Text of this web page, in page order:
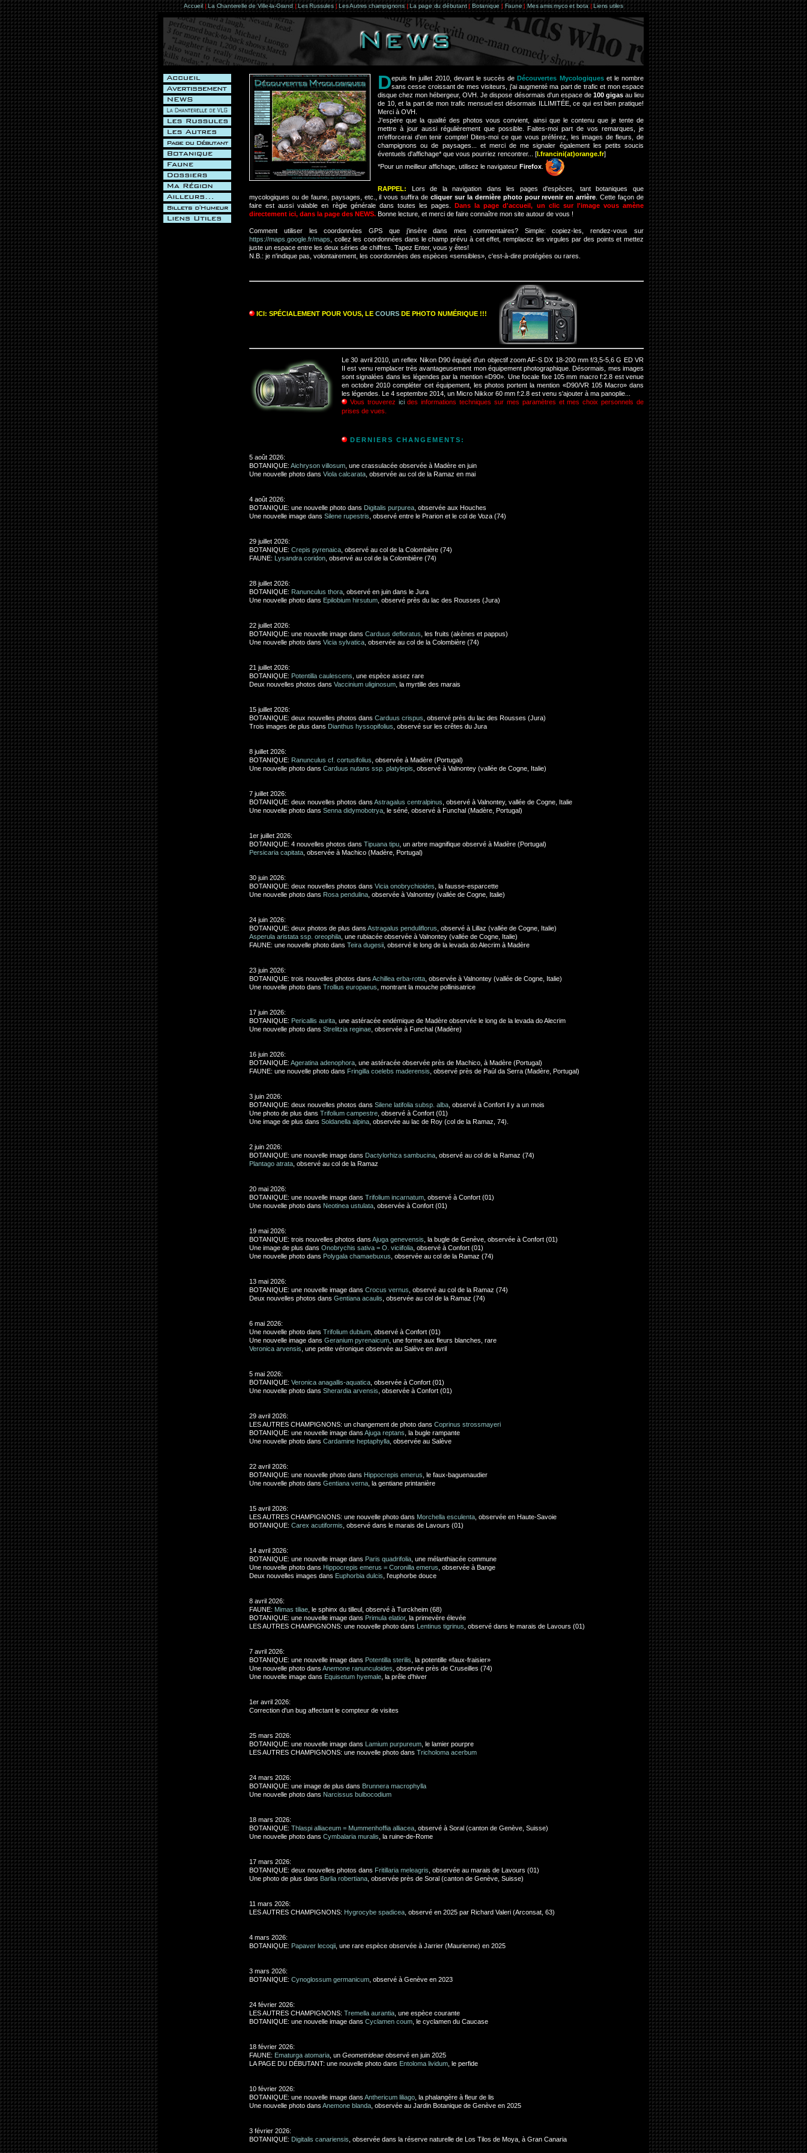
Accueil | La Chanterelle de Ville-la-Grand | Les Russules | Les Autres champignons | La page du débutant | Botanique | Faune | Mes amis myco et bota | Liens utiles
Depuis fin juillet 2010, devant le succès deDécouvertes Mycologiqueset le nombre
sans cesse croissant de mes visiteurs, j'ai augmenté ma part de trafic et mon espace
disque chez mon hébergeur, OVH. Je dispose désormais d'un espace de 100 gigasau lieu
de 10, et la part de mon trafic mensuel est désormais ILLIMITÉE, ce qui est bien pratique!
Merci à OVH.
J'espère que la qualité des photos vous convient, ainsi que le contenu que je tente de
mettre à jour aussi régulièrement que possible. Faites-moi part de vos remarques, je
m'efforcerai d'en tenir compte! Dites-moi ce que vous préférez, les images de fleurs, de
champignons ou de paysages... et merci de me signaler également les petits soucis
éventuels d'affichage* que vous pourriez rencontrer... [l.francini(at)orange.fr]
*Pour un meilleur affichage, utilisez le navigateur Firefox
RAPPEL: Lors de la navigation dans les pages d'espèces, tant botaniques que
mycologiques ou de faune, paysages, etc., il vous suffira decliquer sur la dernière photo pour revenir en arrière . Cette façon de
faire est aussi valable en règle générale dans toutes les pages.Dans la page d'accueil, un clic sur l'image vous amène
directement ici, dans la page des NEWS. Bonne lecture, et merci de faire connaître mon site autour de vous !
Comment utiliser les coordonnées GPS que j'insère dans mes commentaires? Simple: copiez-les, rendez-vous sur
https://maps.google.fr/maps , collez les coordonnées dans le champ prévu à cet effet, remplacez les virgules par des points et mettez
juste un espace entre les deux séries de chiffres. Tapez Enter, vous y êtes!
N.B.: je n'indique pas, volontairement, les coordonnées des espèces «sensibles», c'est-à-dire protégées ou rares.
ICI: SPÉCIALEMENT POUR VOUS, LE COURS DE PHOTO NUMÉRIQUE !!!
Le 30 avril 2010, un reflex Nikon D90 équipé d'un objectif zoom AF-S DX 18-200 mm f/3,5-5,6 G ED VR
II est venu remplacer très avantageusement mon équipement photographique. Désormais, mes images
sont signalées dans les légendes par la mention «D90». Une focale fixe 105 mm macro f:2.8 est venue
en octobre 2010 compléter cet équipement, les photos portent la mention «D90/VR 105 Macro» dans
les légendes. Le 4 septembre 2014, un Micro Nikkor 60 mm f:2.8 est venu s'ajouter à ma panoplie...
Vous trouverez icides informations techniques sur mes paramètres et mes choix personnels de
prises de vues.
DERNIERS CHANGEMENTS:
5 août 2026:
BOTANIQUE: Aichryson villosum , une crassulacée observée à Madère en juin
Une nouvelle photo dans Viola calcarata , observée au col de la Ramaz en mai
4 août 2026:
BOTANIQUE: une nouvelle photo dans Digitalis purpurea , observée aux Houches
Une nouvelle image dans Silene rupestris , observé entre le Prarion et le col de Voza (74)
29 juillet 2026:
BOTANIQUE: Crepis pyrenaica , observé au col de la Colombière (74)
FAUNE: Lysandra coridon , observé au col de la Colombière (74)
28 juillet 2026:
BOTANIQUE: Ranunculus thora , observé en juin dans le Jura
Une nouvelle photo dans Epilobium hirsutum , observé près du lac des Rousses (Jura)
22 juillet 2026:
BOTANIQUE: une nouvelle image dans Carduus defloratus , les fruits (akènes et pappus)
Une nouvelle photo dans Vicia sylvatica , observée au col de la Colombière (74)
21 juillet 2026:
BOTANIQUE: Potentilla caulescens , une espèce assez rare
Deux nouvelles photos dans Vaccinium uliginosum , la myrtille des marais
15 juillet 2026:
BOTANIQUE: deux nouvelles photos dans Carduus crispus , observé près du lac des Rousses (Jura)
Trois images de plus dans Dianthus hyssopifolius , observé sur les crêtes du Jura
8 juillet 2026:
BOTANIQUE: Ranunculus cf. cortusifolius , observée à Madère (Portugal)
Une nouvelle photo dans Carduus nutans ssp. platylepis , observé à Valnontey (vallée de Cogne, Italie)
7 juillet 2026:
BOTANIQUE: deux nouvelles photos dans Astragalus centralpinus , observé à Valnontey, vallée de Cogne, Italie
Une nouvelle photo dans Senna didymobotrya , le séné, observé à Funchal (Madère, Portugal)
1er juillet 2026:
BOTANIQUE: 4 nouvelles photos dans Tipuana tipu , un arbre magnifique observé à Madère (Portugal)
Persicaria capitata , observée à Machico (Madère, Portugal)
30 juin 2026:
BOTANIQUE: deux nouvelles photos dans Vicia onobrychioides , la fausse-esparcette
Une nouvelle photo dans Rosa pendulina , observée à Valnontey (vallée de Cogne, Italie)
24 juin 2026:
BOTANIQUE: deux photos de plus dans Astragalus penduliflorus , observé à Lillaz (vallée de Cogne, Italie)
Asperula aristata ssp. oreophila , une rubiacée observée à Valnontey (vallée de Cogne, Italie)
FAUNE: une nouvelle photo dans Teira dugesii , observé le long de la levada do Alecrim à Madère
23 juin 2026:
BOTANIQUE: trois nouvelles photos dans Achillea erba-rotta , observée à Valnontey (vallée de Cogne, Italie)
Une nouvelle photo dans Trollius europaeus , montrant la mouche pollinisatrice
17 juin 2026:
BOTANIQUE: Pericallis aurita , une astéracée endémique de Madère observée le long de la levada do Alecrim
Une nouvelle photo dans Strelitzia reginae , observée à Funchal (Madère)
16 juin 2026:
BOTANIQUE: Ageratina adenophora , une astéracée observée près de Machico, à Madère (Portugal)
FAUNE: une nouvelle photo dans Fringilla coelebs maderensis , observé près de Paúl da Serra (Madère, Portugal)
3 juin 2026:
BOTANIQUE: deux nouvelles photos dans Silene latifolia subsp. alba , observé à Confort il y a un mois
Une photo de plus dans Trifolium campestre , observé à Confort (01)
Une image de plus dans Soldanella alpina , observée au lac de Roy (col de la Ramaz, 74).
2 juin 2026:
BOTANIQUE: une nouvelle image dans Dactylorhiza sambucina , observé au col de la Ramaz (74)
Plantago atrata , observé au col de la Ramaz
20 mai 2026:
BOTANIQUE: une nouvelle image dans Trifolium incarnatum , observé à Confort (01)
Une nouvelle photo dans Neotinea ustulata , observée à Confort (01)
19 mai 2026:
BOTANIQUE: trois nouvelles photos dans Ajuga genevensis , la bugle de Genève, observée à Confort (01)
Une image de plus dans Onobrychis sativa = O. viciifolia , observé à Confort (01)
Une nouvelle photo dans Polygala chamaebuxus , observée au col de la Ramaz (74)
13 mai 2026:
BOTANIQUE: une nouvelle image dans Crocus vernus , observé au col de la Ramaz (74)
Deux nouvelles photos dans Gentiana acaulis , observée au col de la Ramaz (74)
6 mai 2026:
Une nouvelle photo dans Trifolium dubium , observé à Confort (01)
Une nouvelle image dans Geranium pyrenaicum , une forme aux fleurs blanches, rare
Veronica arvensis , une petite véronique observée au Salève en avril
5 mai 2026:
BOTANIQUE: Veronica anagallis-aquatica , observée à Confort (01)
Une nouvelle photo dans Sherardia arvensis , observée à Confort (01)
29 avril 2026:
LES AUTRES CHAMPIGNONS: un changement de photo dans Coprinus strossmayeri
BOTANIQUE: une nouvelle image dans Ajuga reptans , la bugle rampante
Une nouvelle photo dans Cardamine heptaphylla , observée au Salève
22 avril 2026:
BOTANIQUE: une nouvelle photo dans Hippocrepis emerus , le faux-baguenaudier
Une nouvelle photo dans Gentiana verna , la gentiane printanière
15 avril 2026:
LES AUTRES CHAMPIGNONS: une nouvelle photo dans Morchella esculenta , observée en Haute-Savoie
BOTANIQUE: Carex acutiformis , observé dans le marais de Lavours (01)
14 avril 2026:
BOTANIQUE: une nouvelle image dans Paris quadrifolia , une mélanthiacée commune
Une nouvelle photo dans Hippocrepis emerus = Coronilla emerus , observée à Bange
Deux nouvelles images dans Euphorbia dulcis , l'euphorbe douce
8 avril 2026:
FAUNE: Mimas tiliae , le sphinx du tilleul, observé à Turckheim (68)
BOTANIQUE: une nouvelle image dans Primula elatior, la primevère élevée
LES AUTRES CHAMPIGNONS: une nouvelle photo dans Lentinus tigrinus , observé dans le marais de Lavours (01)
7 avril 2026:
BOTANIQUE: une nouvelle image dans Potentilla sterilis , la potentille «faux-fraisier»
Une nouvelle photo dans Anemone ranunculoides , observée près de Cruseilles (74)
Une nouvelle image dans Equisetum hyemale , la prêle d'hiver
1er avril 2026:
Correction d'un bug affectant le compteur de visites
25 mars 2026:
BOTANIQUE: une nouvelle image dans Lamium purpureum , le lamier pourpre
LES AUTRES CHAMPIGNONS: une nouvelle photo dans Tricholoma acerbum
24 mars 2026:
BOTANIQUE: une image de plus dans Brunnera macrophylla
Une nouvelle photo dans Narcissus bulbocodium
18 mars 2026:
BOTANIQUE: Thlaspi alliaceum = Mummenhoffia alliacea , observé à Soral (canton de Genève, Suisse)
Une nouvelle photo dans Cymbalaria muralis , la ruine-de-Rome
17 mars 2026:
BOTANIQUE: deux nouvelles photos dans Fritillaria meleagris , observée au marais de Lavours (01)
Une photo de plus dans Barlia robertiana , observée près de Soral (canton de Genève, Suisse)
11 mars 2026:
LES AUTRES CHAMPIGNONS: Hygrocybe spadicea , observé en 2025 par Richard Valeri (Arconsat, 63)
4 mars 2026:
BOTANIQUE: Papaver lecoqii , une rare espèce observée à Jarrier (Maurienne) en 2025
3 mars 2026:
BOTANIQUE: Cynoglossum germanicum , observé à Genève en 2023
24 février 2026:
LES AUTRES CHAMPIGNONS: Tremella aurantia , une espèce courante
BOTANIQUE: une nouvelle image dans Cyclamen coum , le cyclamen du Caucase
18 février 2026:
FAUNE: Ematurga atomaria , un Geometrideae observé en juin 2025
LA PAGE DU DÉBUTANT: une nouvelle photo dans Entoloma lividum , le perfide
10 février 2026:
BOTANIQUE: une nouvelle image dans Anthericum liliago , la phalangère à fleur de lis
Une nouvelle photo dans Anemone blanda , observée au Jardin Botanique de Genève en 2025
3 février 2026:
BOTANIQUE: Digitalis canariensis , observée dans la réserve naturelle de Los Tilos de Moya, à Gran Canaria